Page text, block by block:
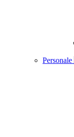
Personale